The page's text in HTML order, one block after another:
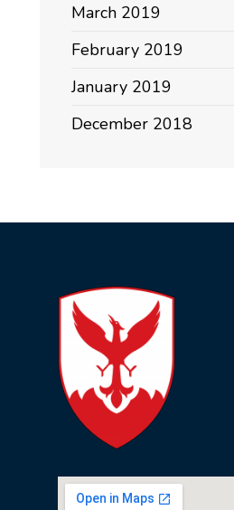
March 2019
February 2019
January 2019
December 2018